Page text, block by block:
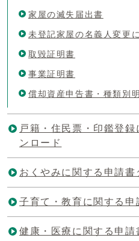
家屋の滅失届出書
未登記家屋の名義人変更
取毀証明書
事業証明書
償却資産申告書・種類別
戸籍・住民票・印鑑登
ンロード
おくやみに関する申請書
子育て・教育に関する申
健康・医療に関する申請